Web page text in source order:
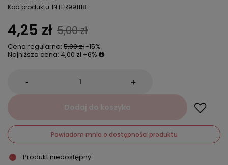
Kod produktu INTER991118
4,25 zł 5,00 zł
Cena regularna: 5,00 zł-15%
Najniższa cena: 4,00 zł +6%
- +
Dodaj do koszyka
Powiadom mnie o dostępności produktu
Produkt niedostępny